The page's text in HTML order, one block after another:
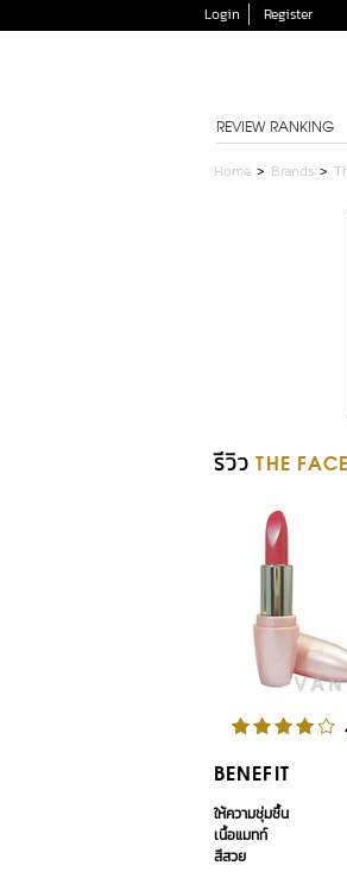
Login Register
REVIEW RANKING
Home > Brands >
รีวิว THE
BENEFIT
ให้ความชุ่มชื้น
เนื้อแมทท์
สีสวย